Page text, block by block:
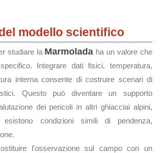
modello scientifico
studiare la Marmolada ha un valore che
Integrare dati fisici, temperatura,
interna consente di costruire scenari di
Questo può diventare un supporto
dei pericoli in altri ghiacciai alpini,
esistono condizioni simili di pendenza,
l'osservazione sul campo con un